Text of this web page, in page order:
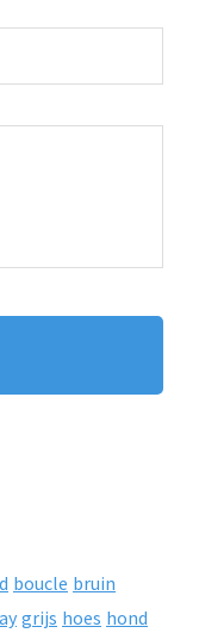
boucle bruin
grijs hoes hond